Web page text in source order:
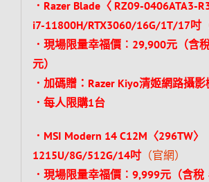
．Razer Blade〈 RZ09-0406ATA3-
i7-11800H/RTX3060/16G/1T/17吋
．現場限量幸福價︰29,900元（含
元）
．加碼贈：Razer Kiyo清姬網路攝影
．每人限購1台
．MSI Modern 14 C12M〈296TW
1215U/8G/512G/14吋（官網）
．現場限量幸福價︰9,999元（含稅